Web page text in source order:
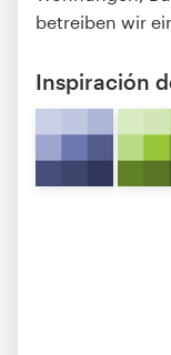
betreiben wir
Inspiración